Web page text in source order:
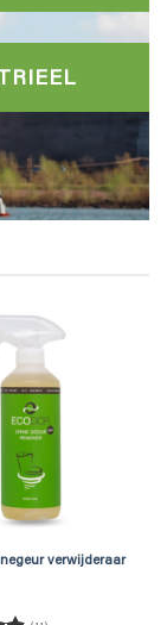
verwijderaar